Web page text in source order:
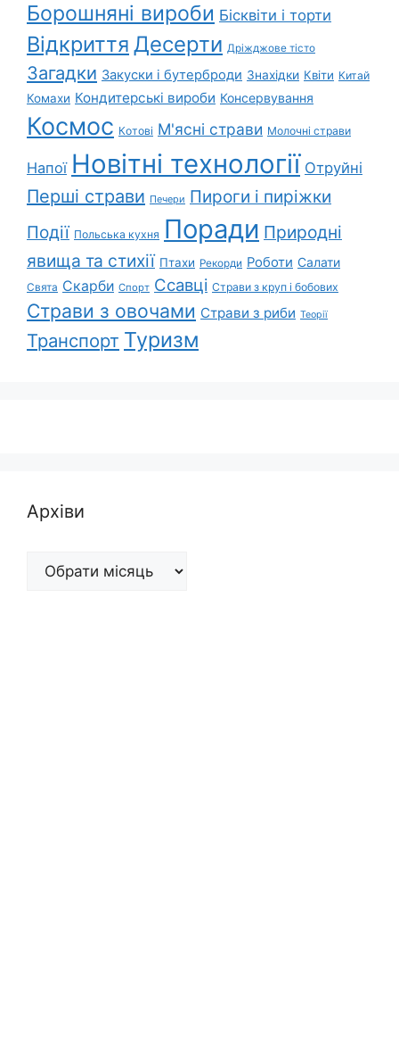
Борошняні вироби Бісквіти і торти
Відкриття Десерти Дріжджове тісто
Загадки Закуски і бутерброди Знахідки Квіти Китай
Комахи Кондитерські вироби Консервування
Космос Котові М'ясні страви Молочні страви
Напої Новітні технології Отруйні
Перші страви Печери Пироги і пиріжки
Події Польська кухня Поради Природні
явища та стихії Птахи Рекорди Роботи Салати
Свята Скарби Спорт Ссавці Страви з круп і бобових
Страви з овочами Страви з риби Теорії
Транспорт Туризм
Архіви
Архіви